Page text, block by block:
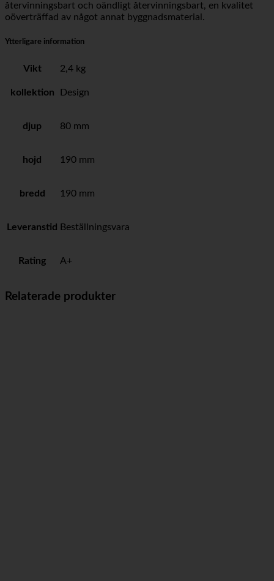
återvinningsbart och oändligt återvinningsbart, en kvalitet
oöverträffad av något annat byggnadsmaterial.
Ytterligare information
Vikt 2,4 kg
kollektion Design
djup 80 mm
hojd 190 mm
bredd 190 mm
Leveranstid Beställningsvara
Rating A+
Relaterade produkter